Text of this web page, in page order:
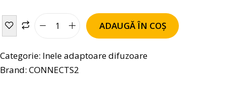
ADAUGĂ ÎN COȘ
Categorie: Inele adaptoare difuzoare
Brand: CONNECTS2